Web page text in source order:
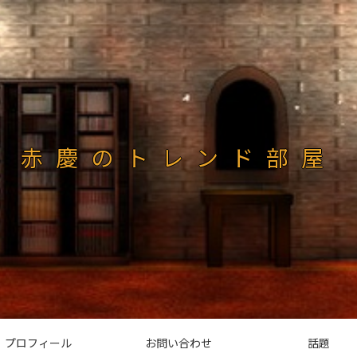
赤慶のトレンド部屋
プロフィール お問い合わせ 話題